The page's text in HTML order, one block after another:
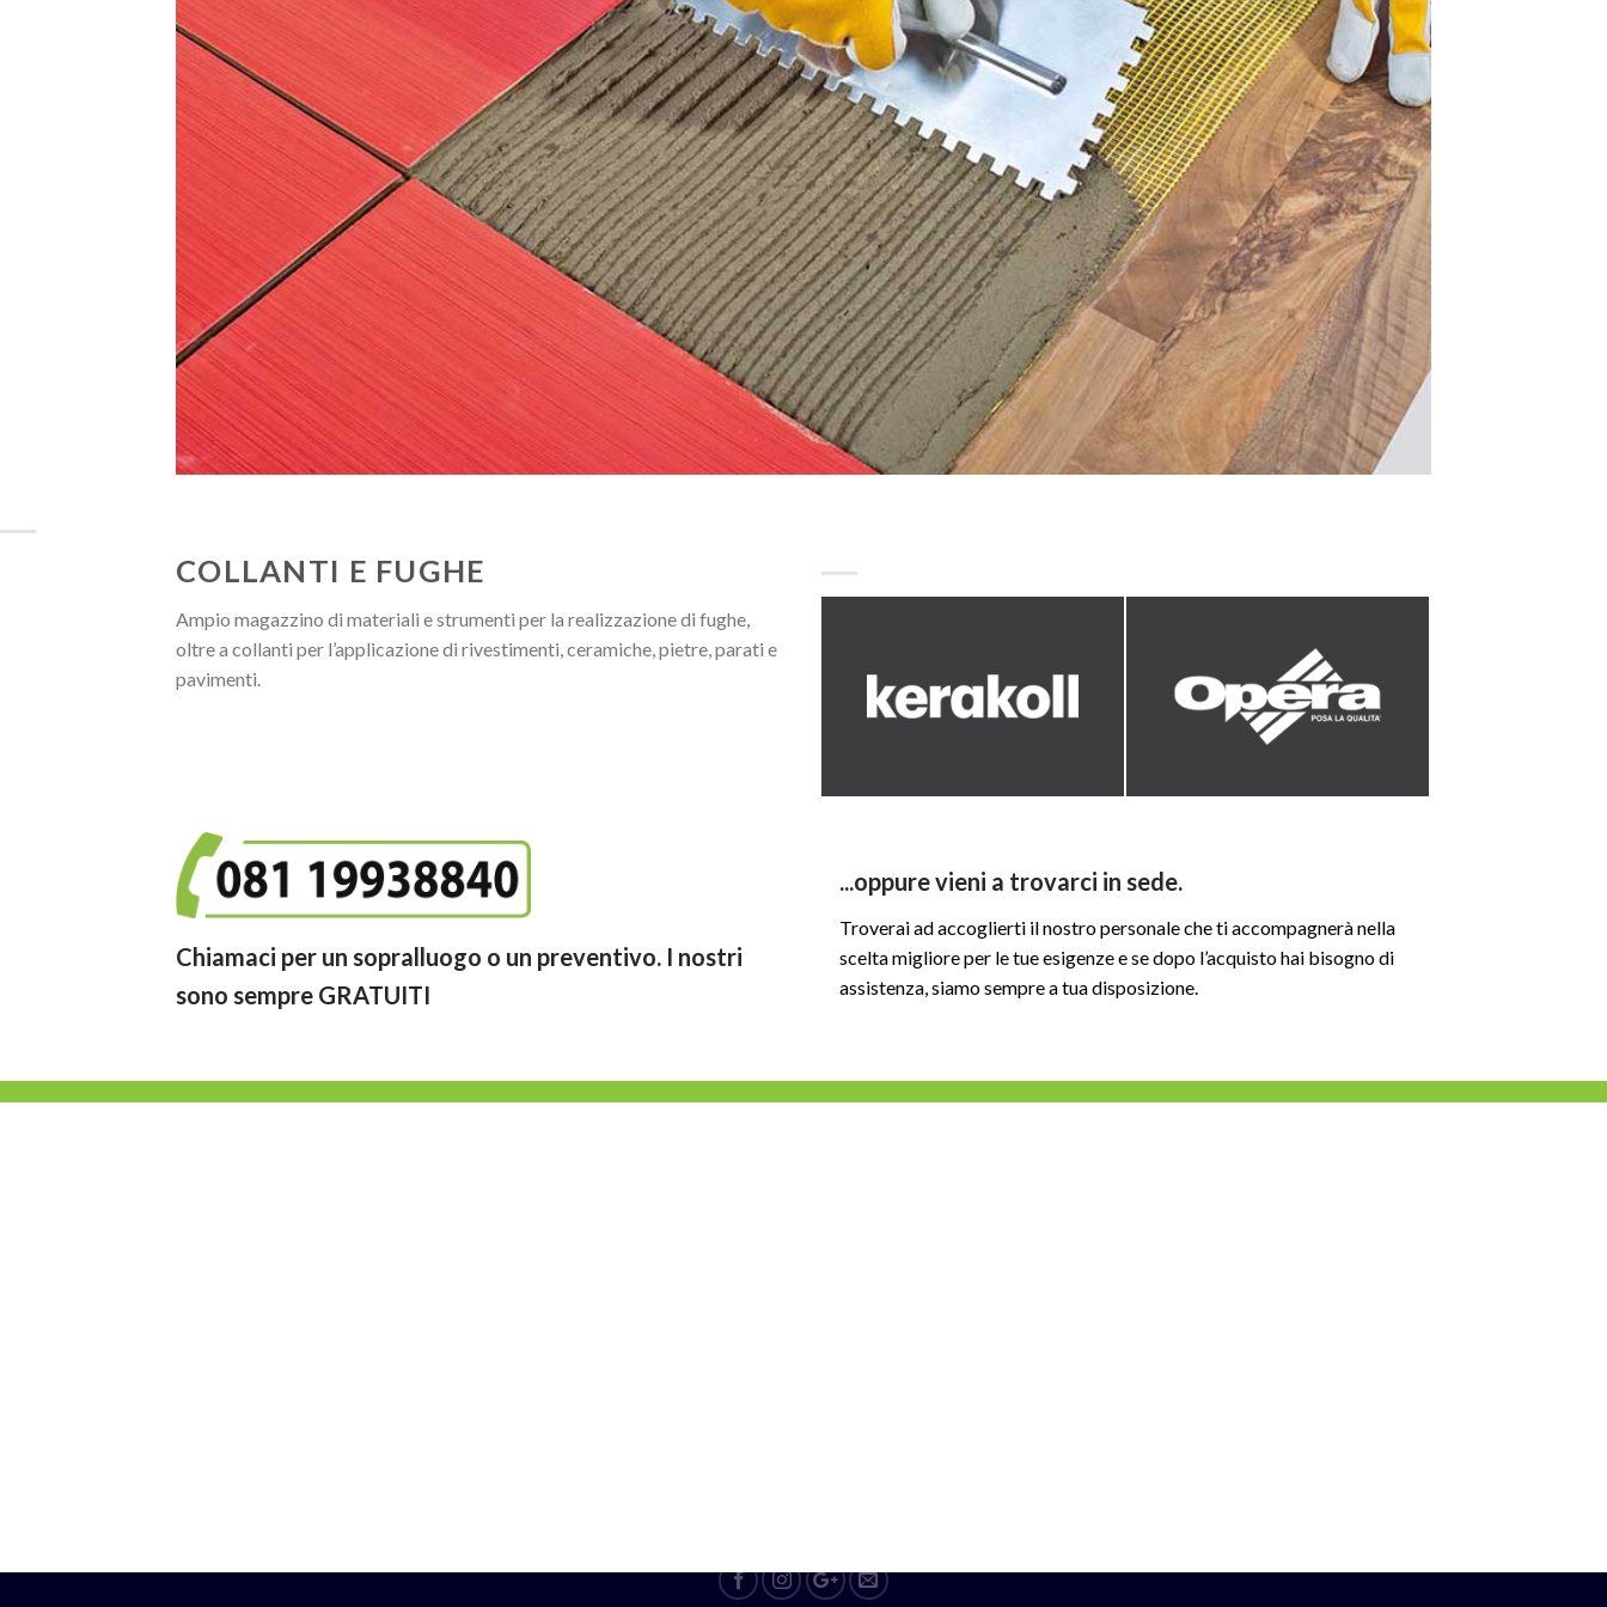
COLLANTI E FUGHE
Ampio magazzino di materiali e strumenti per la realizzazione di fughe,
oltre a collanti per l’applicazione di rivestimenti, ceramiche, pietre, parati e
pavimenti.
Chiamaci per un sopralluogo o un preventivo. I nostri
sono sempre GRATUITI
...oppure vieni a trovarci in sede.
Troverai ad accoglierti il nostro personale che ti accompagnerà nella
scelta migliore per le tue esigenze e se dopo l’acquisto hai bisogno di
assistenza, siamo sempre a tua disposizione.